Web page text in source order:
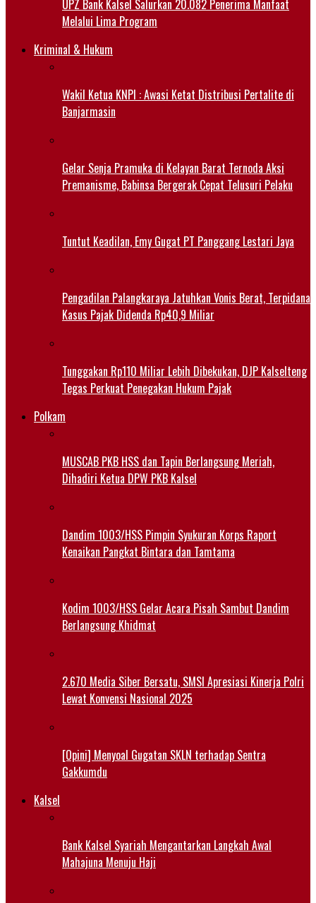
UPZ Bank Kalsel Salurkan 20.082 Penerima Manfaat
Melalui Lima Program
Kriminal & Hukum
Wakil Ketua KNPI : Awasi Ketat Distribusi Pertalite di
Banjarmasin
Gelar Senja Pramuka di Kelayan Barat Ternoda Aksi
Premanisme, Babinsa Bergerak Cepat Telusuri Pelaku
Tuntut Keadilan, Emy Gugat PT Panggang Lestari Jaya
Pengadilan Palangkaraya Jatuhkan Vonis Berat, Terpidana
Kasus Pajak Didenda Rp40,9 Miliar
Tunggakan Rp110 Miliar Lebih Dibekukan, DJP Kalselteng
Tegas Perkuat Penegakan Hukum Pajak
Polkam
MUSCAB PKB HSS dan Tapin Berlangsung Meriah,
Dihadiri Ketua DPW PKB Kalsel
Dandim 1003/HSS Pimpin Syukuran Korps Raport
Kenaikan Pangkat Bintara dan Tamtama
Kodim 1003/HSS Gelar Acara Pisah Sambut Dandim
Berlangsung Khidmat
2.670 Media Siber Bersatu, SMSI Apresiasi Kinerja Polri
Lewat Konvensi Nasional 2025
[Opini] Menyoal Gugatan SKLN terhadap Sentra
Gakkumdu
Kalsel
Bank Kalsel Syariah Mengantarkan Langkah Awal
Mahajuna Menuju Haji